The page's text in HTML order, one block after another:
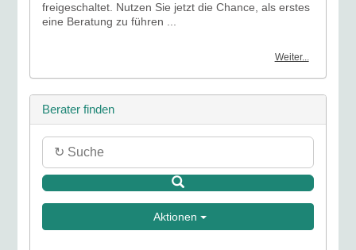
freigeschaltet. Nutzen Sie jetzt die Chance, als erstes
eine Beratung zu führen ...
Weiter...
Berater finden
Aktionen